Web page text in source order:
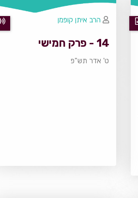
14 - פרק חמישי
ט' אדר תש"פ
הרב איתן קופמן